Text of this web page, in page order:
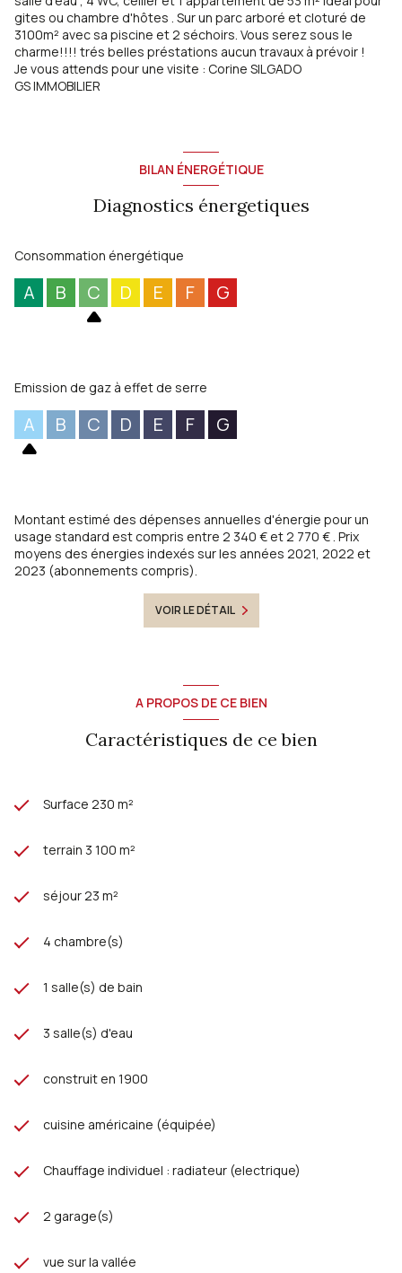
gites ou chambre d'hôtes . Sur un parc arboré et cloturé de
3100m² avec sa piscine et 2 séchoirs. Vous serez sous le
charme!!!! trés belles préstations aucun travaux à prévoir !
Je vous attends pour une visite : Corine SILGADO
GS IMMOBILIER
BILAN ÉNERGÉTIQUE
Diagnostics énergetiques
Consommation énergétique
A B C D E F G
Emission de gaz à effet de serre
A B C D E F G
Montant estimé des dépenses annuelles d'énergie pour un
usage standard est compris entre 2 340 € et 2 770 € . Prix
moyens des énergies indexés sur les années 2021, 2022 et
2023 (abonnements compris).
VOIR LE DÉTAIL
A PROPOS DE CE BIEN
Caractéristiques de ce bien
Surface 230 m²
terrain 3 100 m²
séjour 23 m²
4 chambre(s)
1 salle(s) de bain
3 salle(s) d'eau
construit en 1900
cuisine américaine (équipée)
Chauffage individuel : radiateur (electrique)
2 garage(s)
vue sur la vallée